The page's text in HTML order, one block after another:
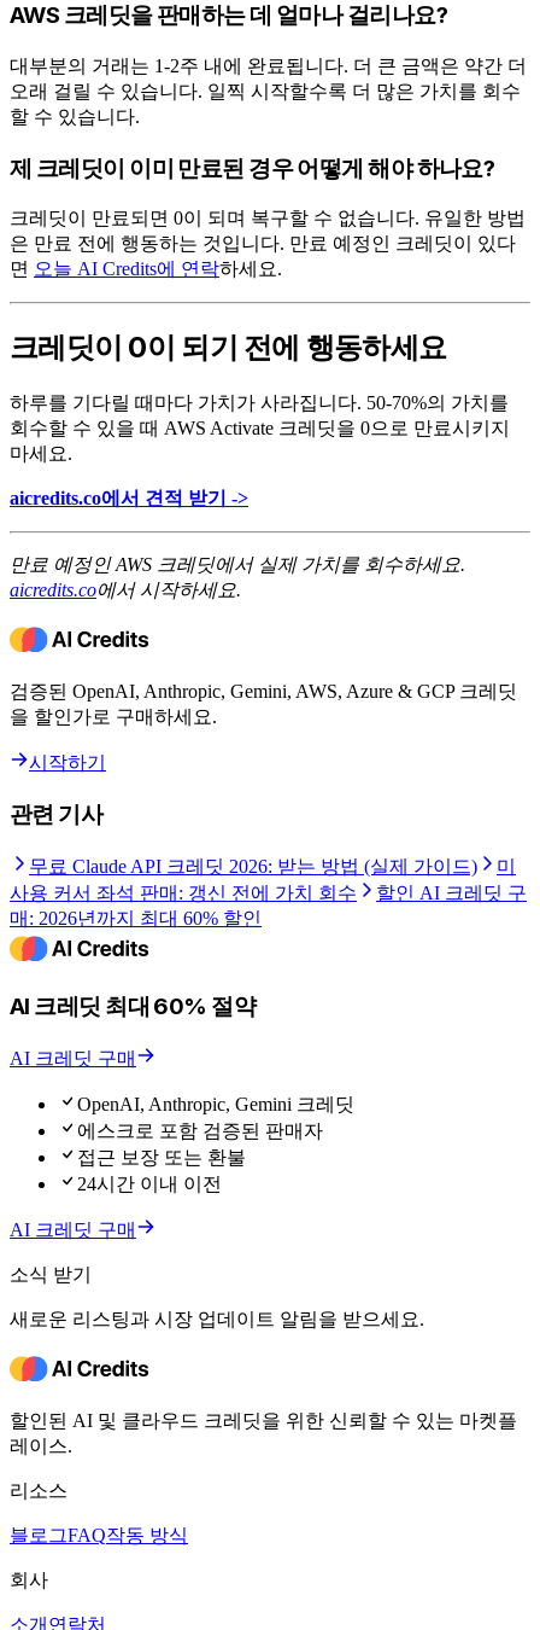
AWS 크레딧을 판매하는 데 얼마나 걸리나요?
대부분의 거래는 1-2주 내에 완료됩니다. 더 큰 금액은 약간 더
오래 걸릴 수 있습니다. 일찍 시작할수록 더 많은 가치를 회수
할 수 있습니다.
제 크레딧이 이미 만료된 경우 어떻게 해야 하나요?
크레딧이 만료되면 0이 되며 복구할 수 없습니다. 유일한 방법
은 만료 전에 행동하는 것입니다. 만료 예정인 크레딧이 있다
면 오늘 AI Credits에 연락하세요.
크레딧이 0이 되기 전에 행동하세요
하루를 기다릴 때마다 가치가 사라집니다. 50-70%의 가치를
회수할 수 있을 때 AWS Activate 크레딧을 0으로 만료시키지
마세요.
aicredits.co에서 견적 받기 ->
만료 예정인 AWS 크레딧에서 실제 가치를 회수하세요.
aicredits.co에서 시작하세요.
검증된 OpenAI, Anthropic, Gemini, AWS, Azure & GCP 크레딧
을 할인가로 구매하세요.
시작하기
관련 기사
무료 Claude API 크레딧 2026: 받는 방법 (실제 가이드)
미
사용 커서 좌석 판매: 갱신 전에 가치 회수
할인 AI 크레딧 구
매: 2026년까지 최대 60% 할인
AI 크레딧 최대 60% 절약
AI 크레딧 구매
OpenAI, Anthropic, Gemini 크레딧
에스크로 포함 검증된 판매자
접근 보장 또는 환불
24시간 이내 이전
AI 크레딧 구매
소식 받기
새로운 리스팅과 시장 업데이트 알림을 받으세요.
할인된 AI 및 클라우드 크레딧을 위한 신뢰할 수 있는 마켓플
레이스.
리소스
블로그FAQ작동 방식
회사
소개 연락처